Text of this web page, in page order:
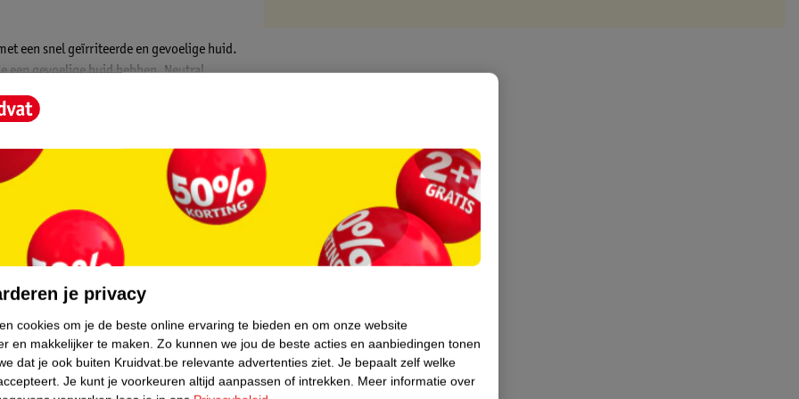
een snel geïrriteerde en gevoelige huid.
een gevoelige huid hebben. Neutral
is pH-huidneutraal (pH-waarde: 4,5 -
effectief vuil, zweet, olie en andere
met plantaardige, hydraterende
ingrediënten zijn bovendien 100%
een schone, frisse huid hebt, die ook
door Nordic Ecolabel, Astma
je privacy
cookies om je de beste online ervaring te bieden en om onze website
en makkelijker te maken. Zo kunnen we jou de beste acties en aanbiedingen tonen
dat je ook buiten Kruidvat.be relevante advertenties ziet. Je bepaalt zelf welke
Je kunt je voorkeuren altijd aanpassen of intrekken. Meer informatie over